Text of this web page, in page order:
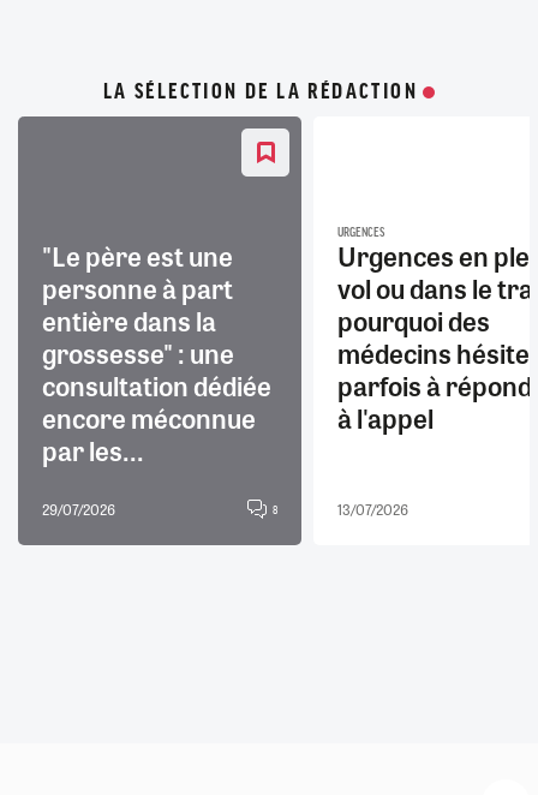
LA SÉLECTION DE LA RÉDACTION
"Le père est une
personne à part
entière dans la
grossesse" : une
consultation dédiée
encore méconnue
par les...
29/07/2026 8
URGENCES
Urgences en
vol ou dans le
pourquoi des
médecins
parfois à
à l'appel
13/07/2026